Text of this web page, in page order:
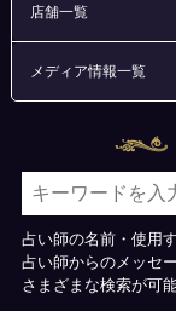
店舗一覧
メディア情報一覧
占い師の名前・使用
占い師からのメッセ
さまざまな検索が可能